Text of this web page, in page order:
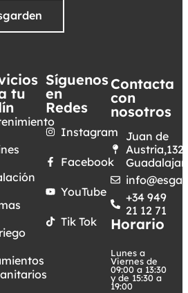
tu
Síguenos
en
Redes
Instagram
Facebook
YouTube
Tik Tok
Contacta
con
nosotros
Juan de
Austria,132.
+34 949
21 12 71
Horario
Lunes a
Viernes de
09:00 a 13:30
y de 15:30 a
19:00